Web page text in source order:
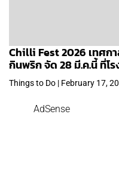
Chilli Fest 2026 เทศก
กินพริก จัด 28 มี.ค.นี้ ที่โ
Things to Do | February 17,
AdSense